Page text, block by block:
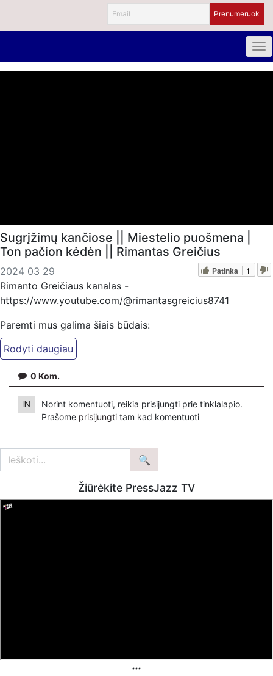
Sugrįžimų kančiose || Miestelio puošmena |
Ton pačion kėdėn || Rimantas Greičius
2024 03 29 Patinka 1
Rimanto Greičiaus kanalas -
https://www.youtube.com/@rimantasgreicius8741
Paremti mus galima šiais būdais:
PayPal - paypal.me/KazimierasJuraitis
Patreon - https://www.patreon.com/KazimierasJuraitis
Bankiniu pavedimu - Gavėjas - Kazimieras Juraitis,
IBAN Sąskaita - BE92 9741 1390 8123
Bankas MONESE, SWIFT (BIC) kodas PESOBEB1
0 Kom.
Norint komentuoti, reikia prisijungti prie tinklalapio.
Prašome prisijungti tam kad komentuoti
Žiūrėkite PressJazz TV